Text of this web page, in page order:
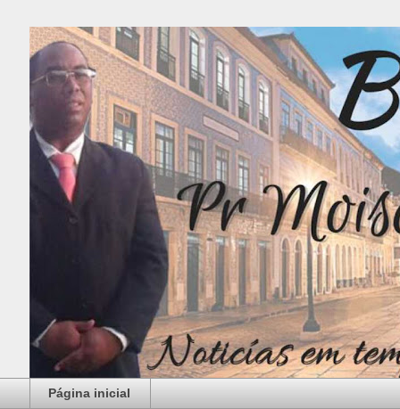
Página inicial